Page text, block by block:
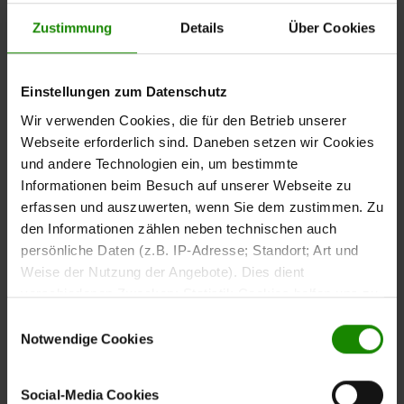
Zustimmung Details Über Cookies
Einstellungen zum Datenschutz
Wir verwenden Cookies, die für den Betrieb unserer
Webseite erforderlich sind. Daneben setzen wir Cookies
und andere Technologien ein, um bestimmte
Informationen beim Besuch auf unserer Webseite zu
erfassen und auszuwerten, wenn Sie dem zustimmen. Zu
den Informationen zählen neben technischen auch
persönliche Daten (z.B. IP-Adresse; Standort; Art und
Weise der Nutzung der Angebote). Dies dient
verschiedenen Zwecken: Statistik Cookies helfen uns zu
nutzen, indem sie Informationen sammeln und sie
anonymisiert für statistische Zwecke auszuwerten.
Marketing Cookies helfen uns, Ihnen personalisierte
Notwendige Cookies
Social-Media Cookies
Preise inkl. MwSt.
Interliving Esszimmer Serie 5115
Regulärer Preis:
4.503,00 €
Preise inkl. MwSt.
Essgruppe mit Tisch in astiger Eiche,
Interliving Esszimmer Serie 5115
Regulärer Preis:
6.914,00 €
Preise inkl. MwSt.
Essgruppe mit Tisch in astiger Eiche,